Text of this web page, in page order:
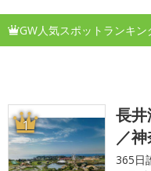
GW人気スポットランキン
1
長
／
365日